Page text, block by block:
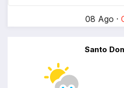
08 Ago ·
Santo